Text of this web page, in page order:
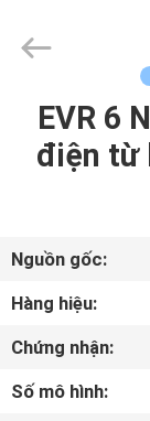
NHÀ
VỀ
CHÚNG
Brando
Hardware
Reserved.EVR 6
điện từ
Nguồn gốc:
Hàng hiệu:
Chứng nhận:
Số mô hình: